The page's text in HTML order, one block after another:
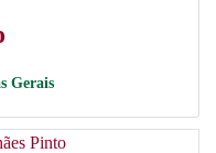
Gerais
Pinto